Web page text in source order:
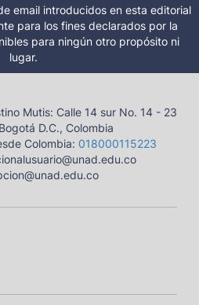
email introducidos en esta editorial
para los fines declarados por la
para ningún otro propósito ni
lugar.
Mutis: Calle 14 sur No. 14 - 23
Bogotá D.C., Colombia
Colombia: 018000115223